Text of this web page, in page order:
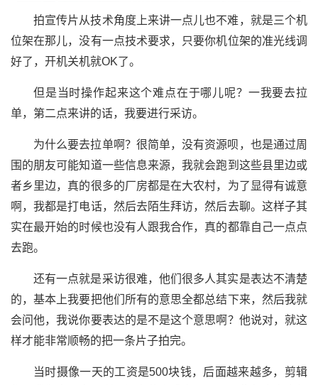
拍宣传片从技术角度上来讲一点儿也不难，就是三个机
位架在那儿，没有一点技术要求，只要你机位架的准光线调
好了，开机关机就OK了。
但是当时操作起来这个难点在于哪儿呢？一我要去拉
单，第二点来讲的话，我要进行采访。
为什么要去拉单啊？很简单，没有资源呗，也是通过周
围的朋友可能知道一些信息来源，我就会跑到这些县里边或
者乡里边，真的很多的厂房都是在大农村，为了显得有诚意
啊，我都是打电话，然后去陌生拜访，然后去聊。这样子其
实在最开始的时候也没有人跟我合作，真的都靠自己一点点
去跑。
还有一点就是采访很难，他们很多人其实是表达不清楚
的，基本上我要把他们所有的意思全都总结下来，然后我就
会问他，我说你要表达的是不是这个意思啊？他说对，就这
样才能非常顺畅的把一条片子拍完。
当时摄像一天的工资是500块钱，后面越来越多，剪辑